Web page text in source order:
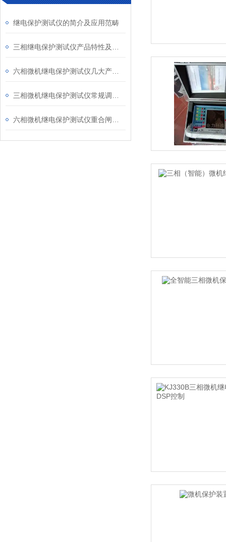
继电保护测试仪的简介及应用范畴